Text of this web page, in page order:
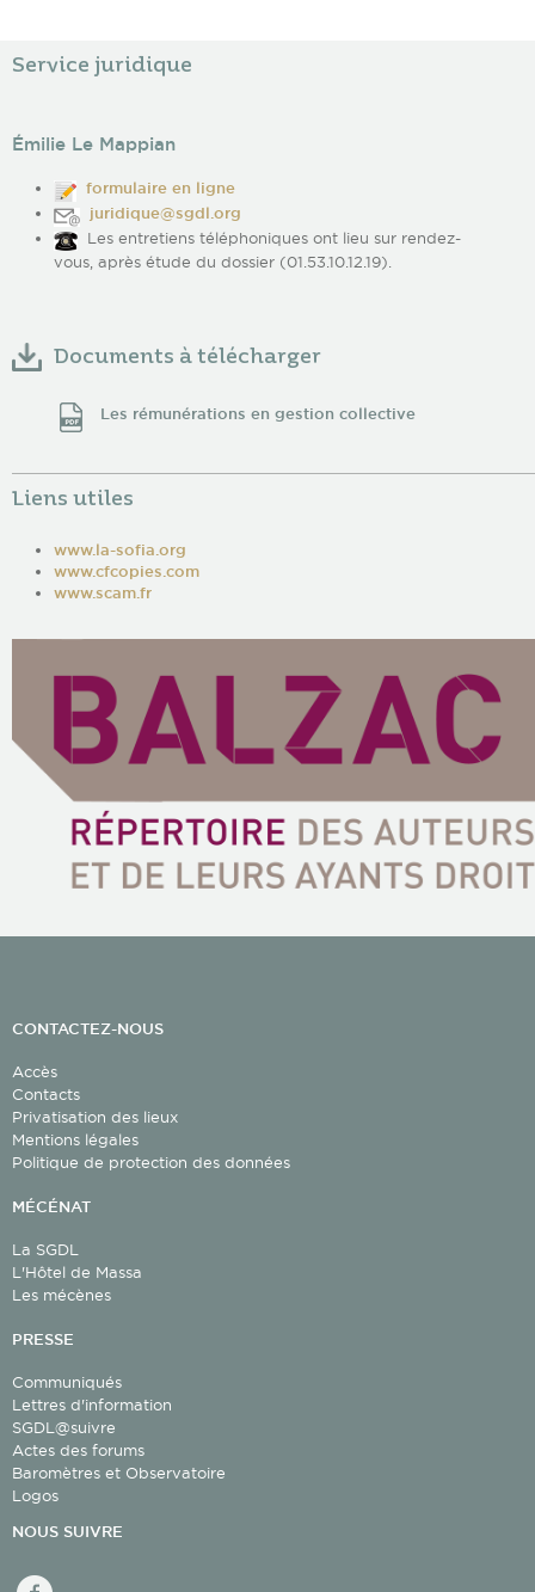
Service juridique
Émilie Le Mappian
formulaire en ligne
juridique@sgdl.org
Les entretiens téléphoniques ont lieu sur rendez-
vous, après étude du dossier (01.53.10.12.19).
Documents à télécharger
Les rémunérations en gestion collective
Liens utiles
www.la-sofia.org
www.cfcopies.com
www.scam.fr
CONTACTEZ-NOUS
Accès
Contacts
Privatisation des lieux
Mentions légales
Politique de protection des données
MÉCÉNAT
La SGDL
L'Hôtel de Massa
Les mécènes
PRESSE
Communiqués
Lettres d'information
SGDL@suivre
Actes des forums
Baromètres et Observatoire
Logos
NOUS SUIVRE
facebook